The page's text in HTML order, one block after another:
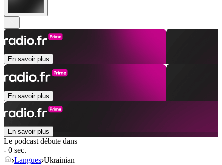
En savoir plus
En savoir plus
En savoir plus
Le podcast débute dans
- 0 sec.
Langues Ukrainian